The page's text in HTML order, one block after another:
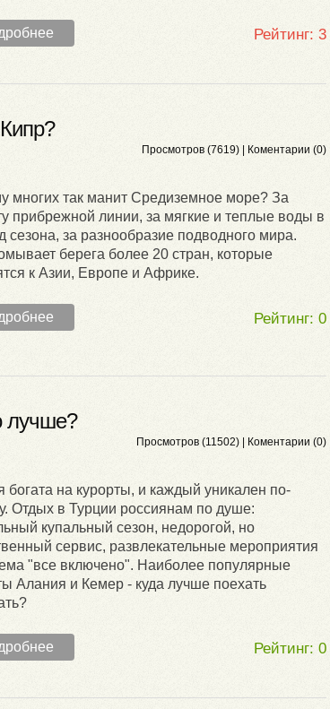
Рейтинг: 3
Просмотров (7619) | Коментарии (0)
многих так манит Средиземное море? За
прибрежной линии, за мягкие и теплые воды в
сезона, за разнообразие подводного мира.
берега более 20 стран, которые
к Азии, Европе и Африке.
Рейтинг: 0
лучше?
Просмотров (11502) | Коментарии (0)
богата на курорты, и каждый уникален по-
Отдых в Турции россиянам по душе:
купальный сезон, недорогой, но
сервис, развлекательные мероприятия
"все включено". Наиболее популярные
Алания и Кемер - куда лучше поехать
Рейтинг: 0